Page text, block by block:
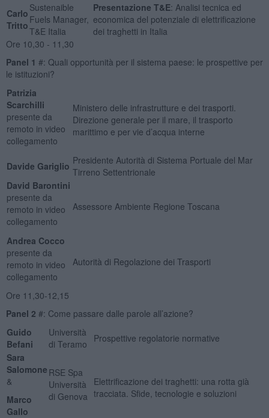
Carlo
Tritto
Sustenaible
Fuels Manager,
T&E Italia
Presentazione T&E: Analisi tecnica ed
economica del potenziale di elettrificazione
dei traghetti in Italia
Ore 10,30 - 11,30
Panel 1 #: Quali opportunità per il sistema paese: le prospettive per
le istituzioni?
Patrizia
Scarchilli
presente da
remoto in video
collegamento
Ministero delle infrastrutture e dei trasporti.
Direzione generale per il mare, il trasporto
marittimo e per vie d’acqua interne
Davide Gariglio Presidente Autorità di Sistema Portuale del Mar
Tirreno Settentrionale
David Barontini
presente da
remoto in video
collegamento
Assessore Ambiente Regione Toscana
Andrea Cocco
presente da
remoto in video
collegamento
Autorità di Regolazione dei Trasporti
Ore 11,30-12,15
Panel 2 #: Come passare dalle parole all’azione?
Guido
Befani
Università
di Teramo
Prospettive regolatorie normative
Sara
Salomone
&
Marco
Gallo
RSE Spa
Università
di Genova
Elettrificazione dei traghetti: una rotta già
tracciata. Sfide, tecnologie e soluzioni